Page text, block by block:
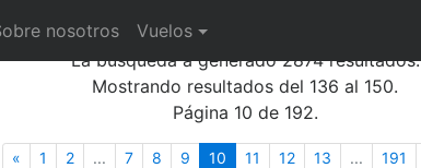
nosotros Vuelos
La búsqueda a generado 2874 resultados.
Mostrando resultados del 136 al 150.
Página 10 de 192.
«Anterior
1 2 ... 7 8 9 10(actual)
11 12 13 ... 191